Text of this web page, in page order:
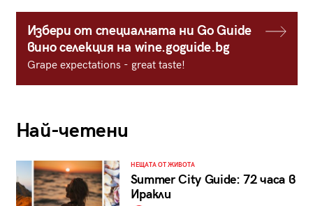
Избери от специалната ни Go Guide
вино селекция на wine.goguide.bg
Grape expectations - great taste!
Най-четени
НЕЩАТА ОТ ЖИВОТА
Summer City Guide: 72 часа в
Иракли